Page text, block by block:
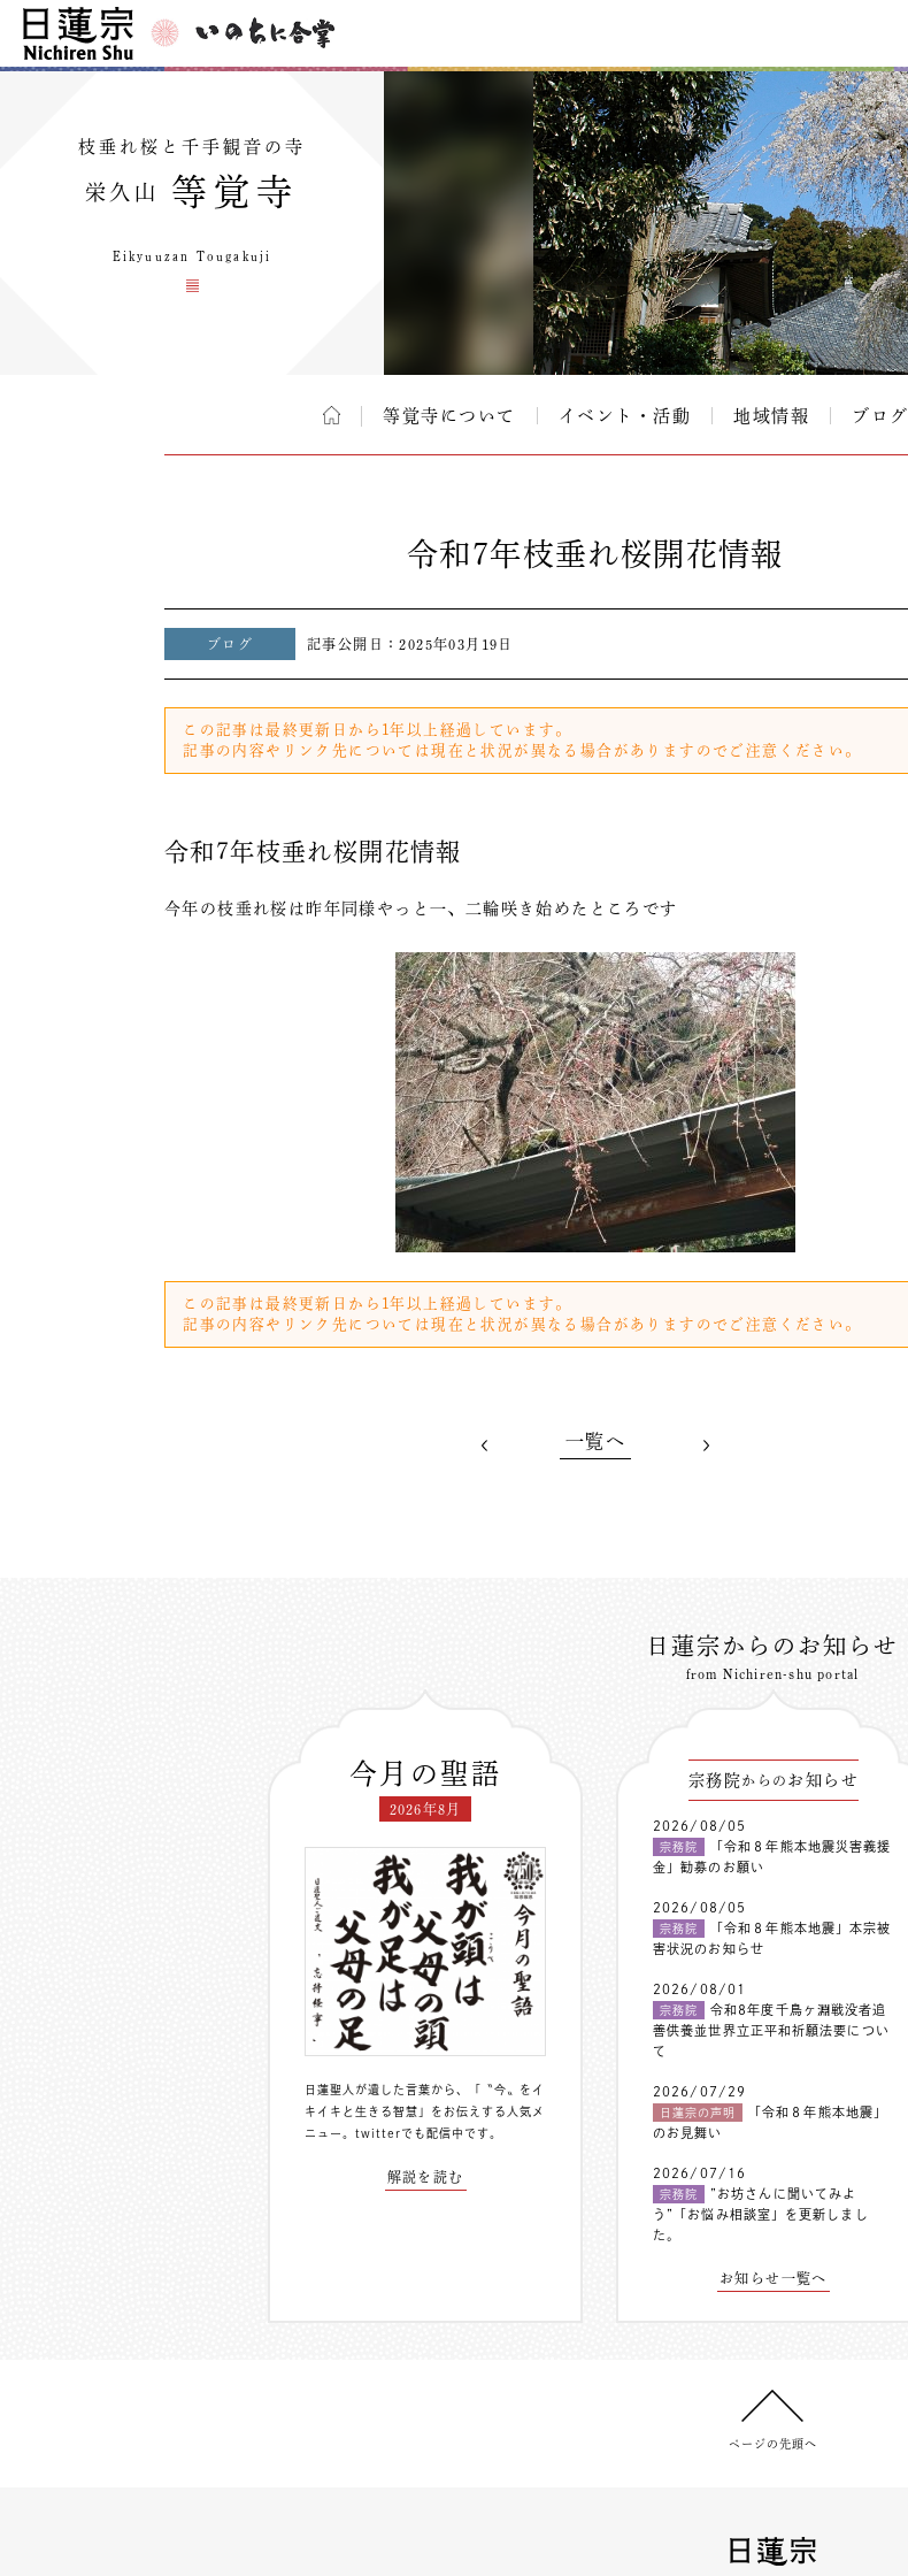
枝垂れ桜と千手観音の寺
栄久山 等覚寺
Eikyuuzan Tougakuji
等覚寺について イベント・活動 地域情報 ブログ
令和7年枝垂れ桜開花情報
ブログ 記事公開日：2025年03月19日
この記事は最終更新日から1年以上経過しています。
記事の内容やリンク先については現在と状況が異なる場合がありますのでご注意ください。
令和7年枝垂れ桜開花情報
今年の枝垂れ桜は昨年同様やっと一、二輪咲き始めたところです
この記事は最終更新日から1年以上経過しています。
記事の内容やリンク先については現在と状況が異なる場合がありますのでご注意ください。
一覧へ
日蓮宗からのお知らせ
from Nichiren-shu portal
今月の聖語
2026年8月
日蓮聖人が遺した言葉から、「〝今〟をイ
キイキと生きる智慧」をお伝えする人気メ
ニュー。 twitterでも配信中 です。
解説を読む
宗務院からの お知らせ
2026/08/05
宗務院
「令和８年熊本地震災害義援
金」勧募のお願い
2026/08/05
宗務院
「令和８年熊本地震」本宗被
害状況のお知らせ
2026/08/01
宗務院
令和8年度千鳥ヶ淵戦没者追
善供養並世界立正平和祈願法要につい
て
2026/07/29
日蓮宗の声明
「令和８年熊本地震」
のお見舞い
2026/07/16
宗務院
”お坊さんに聞いてみよ
う”「お悩み相談室」を更新しまし
た。
お知らせ一覧へ
ページの先頭へ